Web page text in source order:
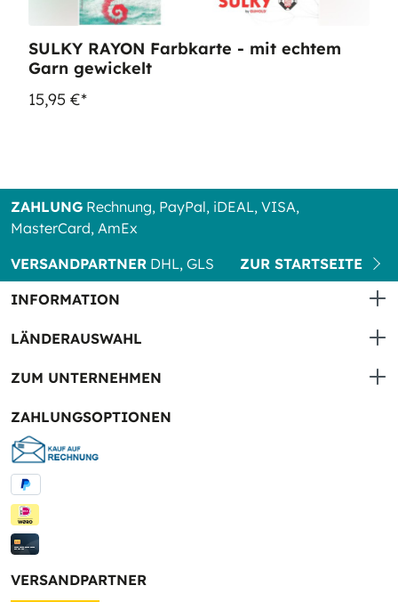
SULKY RAYON Farbkarte - mit echtem
Garn gewickelt
15,95 €*
ZAHLUNG Rechnung, PayPal, iDEAL, VISA,
MasterCard, AmEx
VERSANDPARTNER DHL, GLS
ZUR STARTSEITE
INFORMATION
LÄNDERAUSWAHL
ZUM UNTERNEHMEN
ZAHLUNGSOPTIONEN
VERSANDPARTNER